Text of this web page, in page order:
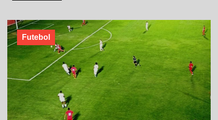
Futebol